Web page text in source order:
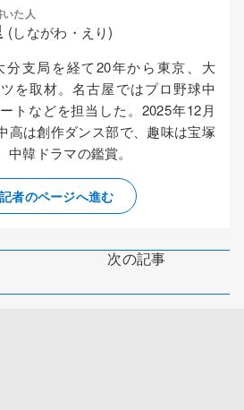
た人
(しながわ・えり)
分支局を経て20年から東京、大
を取材。名古屋ではプロ野球中
トなどを担当した。2025年12月
高は創作ダンス部で、趣味は宝塚
韓ドラマの鑑賞。
者のページへ進む
次の記事